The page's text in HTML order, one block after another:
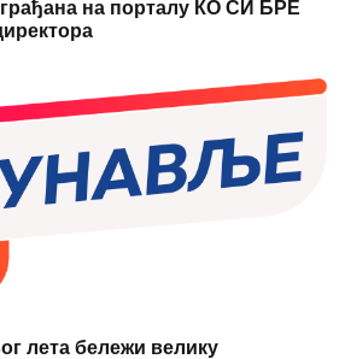
на порталу КО СИ БРЕ
лета бележи велику